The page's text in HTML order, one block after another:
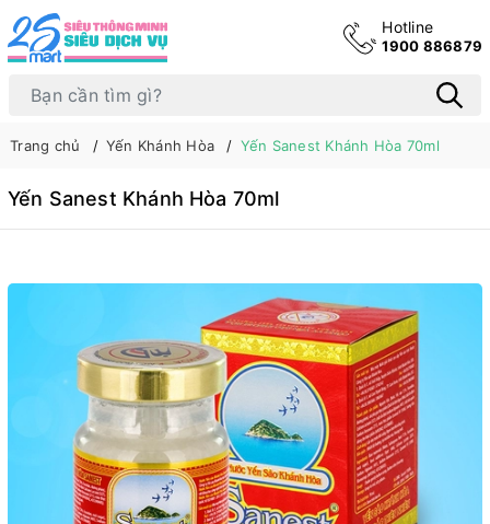
Hotline
1900 886879
Trang chủ Yến Khánh Hòa Yến Sanest Khánh Hòa 70ml
Yến Sanest Khánh Hòa 70ml